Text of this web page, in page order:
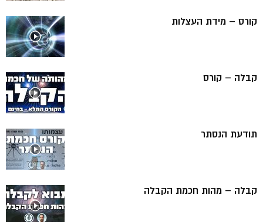
קורס – מידת העצלות
קבלה – קורס
תודעת הנסתר
קבלה – מהות חכמת הקבלה